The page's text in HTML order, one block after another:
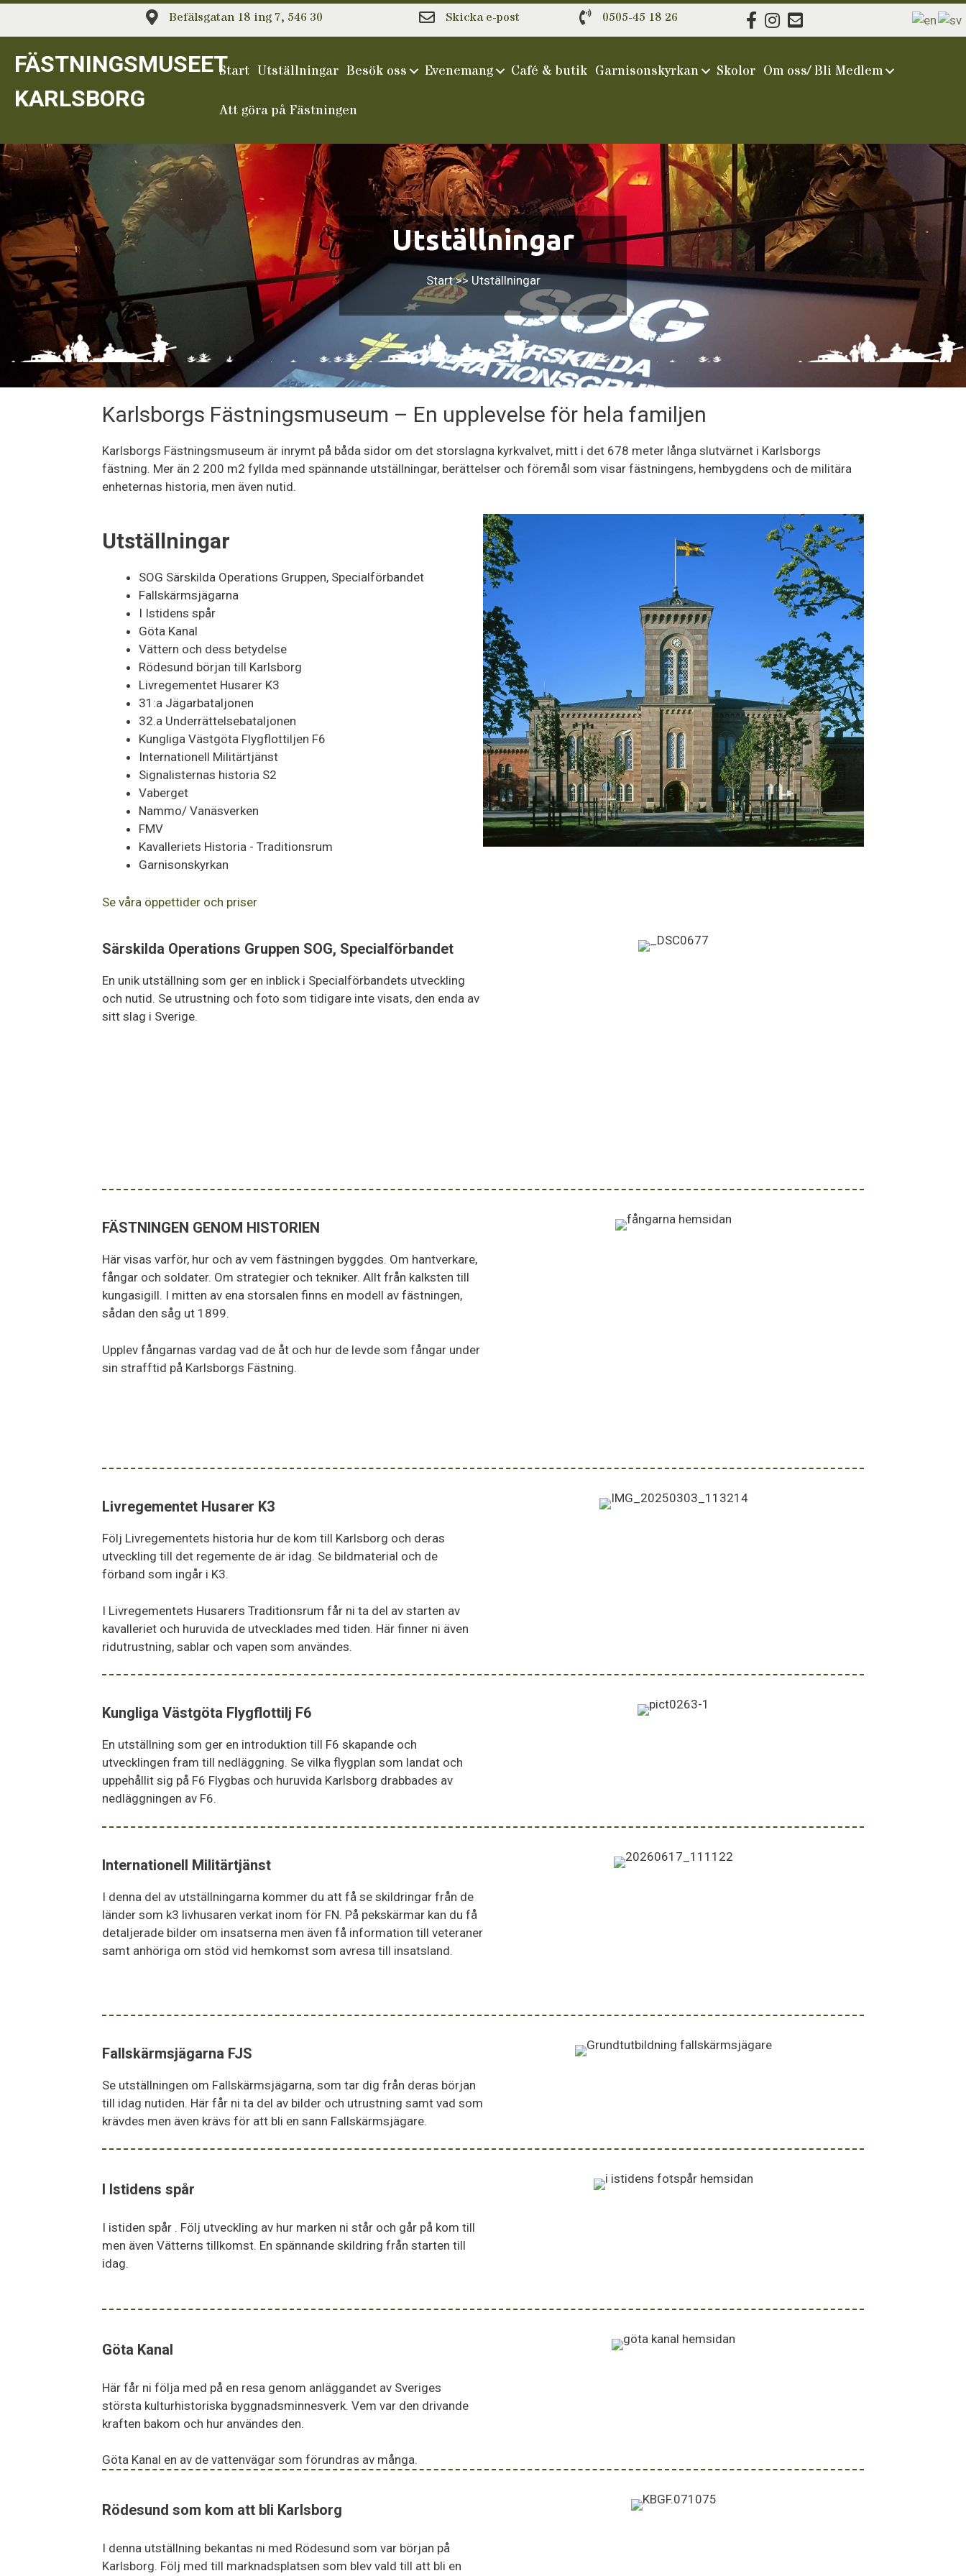
Hoppa
Befälsgatan 18 ing 7, 546 30 Skicka e-post 0505-45 18 26
FÄSTNINGSMUSEET
KARLSBORG
Start Utställningar Besök oss Evenemang Café & butik Garnisonskyrkan Skolor Om oss/ Bli Medlem
Att göra på Fästningen
Utställningar
Start>> Utställningar
Karlsborgs Fästningsmuseum – En upplevelse för hela familjen
Karlsborgs Fästningsmuseum är inrymt på båda sidor om det storslagna kyrkvalvet, mitt i det 678 meter långa slutvärnet i Karlsborgs
fästning. Mer än 2 200 m2 fyllda med spännande utställningar, berättelser och föremål som visar fästningens, hembygdens och de militära
enheternas historia, men även nutid.
Utställningar
SOG Särskilda Operations Gruppen, Specialförbandet
Fallskärmsjägarna
I Istidens spår
Göta Kanal
Vättern och dess betydelse
Rödesund början till Karlsborg
Livregementet Husarer K3
31:a Jägarbataljonen
32.a Underrättelsebataljonen
Kungliga Västgöta Flygflottiljen F6
Internationell Militärtjänst
Signalisternas historia S2
Vaberget
Nammo/ Vanäsverken
FMV
Kavalleriets Historia - Traditionsrum
Garnisonskyrkan
Se våra öppettider och priser
Särskilda Operations Gruppen SOG, Specialförbandet
En unik utställning som ger en inblick i Specialförbandets utveckling
och nutid. Se utrustning och foto som tidigare inte visats, den enda av
sitt slag i Sverige.
FÄSTNINGEN GENOM HISTORIEN
Här visas varför, hur och av vem fästningen byggdes. Om hantverkare,
fångar och soldater. Om strategier och tekniker. Allt från kalksten till
kungasigill. I mitten av ena storsalen finns en modell av fästningen,
sådan den såg ut 1899.
Upplev fångarnas vardag vad de åt och hur de levde som fångar under
sin strafftid på Karlsborgs Fästning.
Livregementet Husarer K3
Följ Livregementets historia hur de kom till Karlsborg och deras
utveckling till det regemente de är idag. Se bildmaterial och de
förband som ingår i K3.
I Livregementets Husarers Traditionsrum får ni ta del av starten av
kavalleriet och huruvida de utvecklades med tiden. Här finner ni även
ridutrustning, sablar och vapen som användes.
Kungliga Västgöta Flygflottilj F6
En utställning som ger en introduktion till F6 skapande och
utvecklingen fram till nedläggning. Se vilka flygplan som landat och
uppehållit sig på F6 Flygbas och huruvida Karlsborg drabbades av
nedläggningen av F6.
Internationell Militärtjänst
I denna del av utställningarna kommer du att få se skildringar från de
länder som k3 livhusaren verkat inom för FN. På pekskärmar kan du få
detaljerade bilder om insatserna men även få information till veteraner
samt anhöriga om stöd vid hemkomst som avresa till insatsland.
Fallskärmsjägarna FJS
Se utställningen om Fallskärmsjägarna, som tar dig från deras början
till idag nutiden. Här får ni ta del av bilder och utrustning samt vad som
krävdes men även krävs för att bli en sann Fallskärmsjägare.
I Istidens spår
I istiden spår . Följ utveckling av hur marken ni står och går på kom till
men även Vätterns tillkomst. En spännande skildring från starten till
idag.
Göta Kanal
Här får ni följa med på en resa genom anläggandet av Sveriges
största kulturhistoriska byggnadsminnesverk. Vem var den drivande
kraften bakom och hur användes den.
Göta Kanal en av de vattenvägar som förundras av många.
Rödesund som kom att bli Karlsborg
I denna utställning bekantas ni med Rödesund som var början på
Karlsborg. Följ med till marknadsplatsen som blev vald till att bli en